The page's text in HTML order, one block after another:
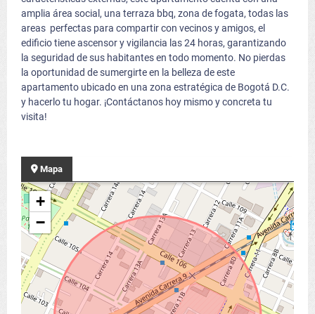
amplia área social, una terraza bbq, zona de fogata, todas las
areas perfectas para compartir con vecinos y amigos, el
edificio tiene ascensor y vigilancia las 24 horas, garantizando
la seguridad de sus habitantes en todo momento. No pierdas
la oportunidad de sumergirte en la belleza de este
apartamento ubicado en una zona estratégica de Bogotá D.C.
y hacerlo tu hogar. ¡Contáctanos hoy mismo y concreta tu
visita!
Mapa
+
−